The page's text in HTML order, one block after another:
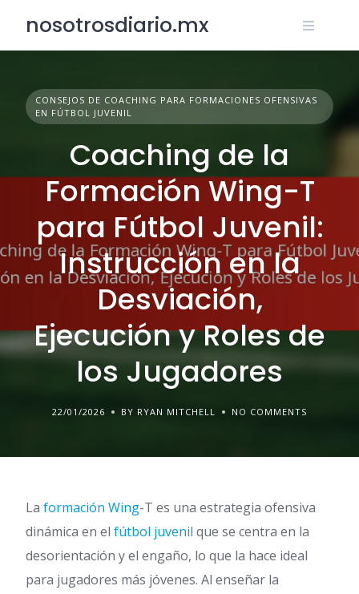
content
nosotrosdiario.mx
CONSEJOS DE COACHING PARA FORMACIONES OFENSIVAS
EN FÚTBOL JUVENIL
Coaching de la
Formación Wing-T
para Fútbol Juvenil:
Instrucción en la
Desviación,
Ejecución y Roles de
los Jugadores
22/01/2026 BY RYAN MITCHELL NO COMMENTS
La formación Wing-T es una estrategia ofensiva
dinámica en el fútbol juvenil que se centra en la
desorientación y el engaño, lo que la hace ideal
para jugadores más jóvenes. Al enseñar la